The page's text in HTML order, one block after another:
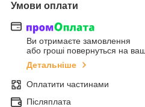
Умови оплати
Ви отримаєте замовлення
або гроші повернуться на
Детальніше
Оплатити частинами
Післяплата